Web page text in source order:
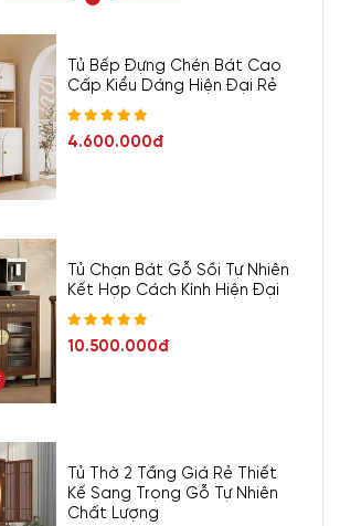
Mẫu tủ bếp chữ U đẹp, tiết kiệm diện tích
phù hợp cả với các không gian trong nhà
bếp hạn chế hoặc với không gian rộng
gian hẹp thì thường sẽ là không gian
để có thể đặt bàn ăn. Lúc này, phần
một phần bàn bếp sẽ như vách ngăn
có thể chuyển đổi một phần không
tủ bếp và kê thêm một vài chiếc ghế ăn
một bàn ăn hoàn hảo. Các mẫu ghế
có thể cất gọn, di chuyển ghế đi khi
dụng khi cần thiết.
Tủ Bếp Đựng Chén Bát Cao
Cấp Kiểu Dáng Hiện Đại Rẻ
4.600.000đ
Tủ Chạn Bát Gỗ Sồi Tự Nhiên
Kết Hợp Cách Kính Hiện Đại
10.500.000đ
Tủ Thờ 2 Tầng Giá Rẻ Thiết
Kế Sang Trọng Gỗ Tự Nhiên
Chất Lượng